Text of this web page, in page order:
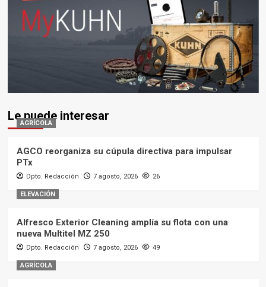
Le puede interesar
AGRÍCOLA
AGCO reorganiza su cúpula directiva para impulsar
PTx
Dpto. Redacción 7 agosto, 2026 26
ELEVACIÓN
Alfresco Exterior Cleaning amplía su flota con una
nueva Multitel MZ 250
Dpto. Redacción 7 agosto, 2026 49
AGRÍCOLA